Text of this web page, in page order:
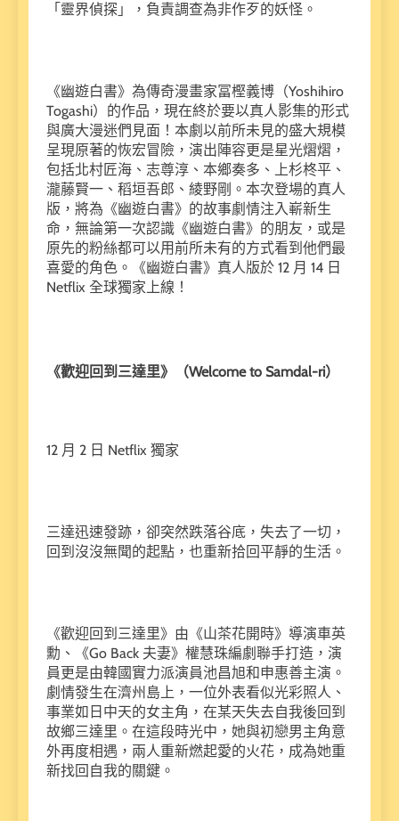
「靈界偵探」，負責調查為非作歹的妖怪。
《幽遊白書》為傳奇漫畫家冨樫義博（Yoshihiro
Togashi）的作品，現在終於要以真人影集的形式
與廣大漫迷們見面！本劇以前所未見的盛大規模
呈現原著的恢宏冒險，演出陣容更是星光熠熠，
包括北村匠海、志尊淳、本鄉奏多、上杉柊平、
瀧藤賢一、稻垣吾郎、綾野剛。本次登場的真人
版，將為《幽遊白書》的故事劇情注入嶄新生
命，無論第一次認識《幽遊白書》的朋友，或是
原先的粉絲都可以用前所未有的方式看到他們最
喜愛的角色。《幽遊白書》真人版於 12 月 14 日
Netflix 全球獨家上線！
《歡迎回到三達里》（Welcome to Samdal-ri）
12 月 2 日 Netflix 獨家
三達迅速發跡，卻突然跌落谷底，失去了一切，
回到沒沒無聞的起點，也重新拾回平靜的生活。
《歡迎回到三達里》由《山茶花開時》導演車英
勳、《Go Back 夫妻》權慧珠編劇聯手打造，演
員更是由韓國實力派演員池昌旭和申惠善主演。
劇情發生在濟州島上，一位外表看似光彩照人、
事業如日中天的女主角，在某天失去自我後回到
故鄉三達里。在這段時光中，她與初戀男主角意
外再度相遇，兩人重新燃起愛的火花，成為她重
新找回自我的關鍵。